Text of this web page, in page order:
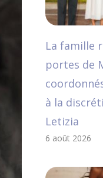
La famille
portes de
à la
Letizia
6 août 2026